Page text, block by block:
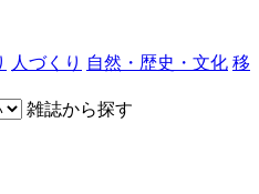
人づくり 自然・歴史・文化 移
雑誌から探す